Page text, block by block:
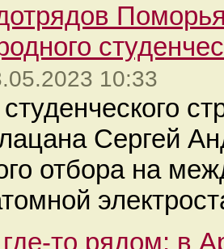
10:33
Сергей
отбора на
то рядом: в